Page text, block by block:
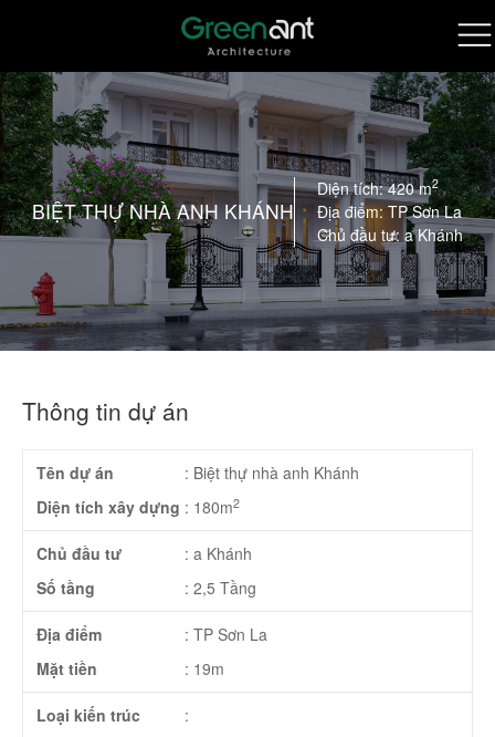
BIỆT THỰ NHÀ ANH KHÁNH
Diện tích: 420 m2
Địa điểm: TP Sơn La
Chủ đầu tư: a Khánh
Thông tin dự án
Tên dự án : Biệt thự nhà anh Khánh
Diện tích xây dựng : 180m2
Chủ đầu tư : a Khánh
Số tầng
: 2,5 Tầng
Địa điểm : TP Sơn La
Mặt tiền
: 19m
Loại kiến trúc
: